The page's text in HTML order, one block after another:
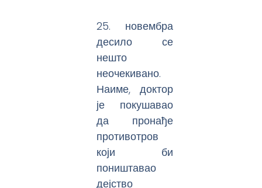
25. новембра
десило се
нешто
неочекивано.
Наиме, доктор
је покушавао
да пронађе
противотров
који би
поништавао
дејство